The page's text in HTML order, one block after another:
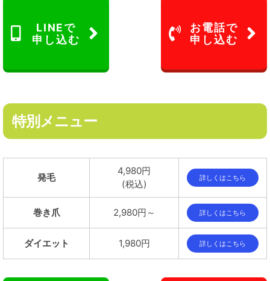
LINEで
申し込む
お電話で
申し込む
特別メニュー
発毛
4,980円
(税込)
詳しくはこちら
巻き爪 2,980円～ 詳しくはこちら
ダイエット 1,980円 詳しくはこちら